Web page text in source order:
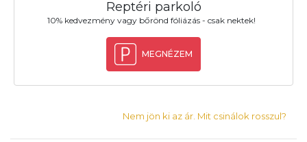
Reptéri parkoló
10% kedvezmény vagy bőrönd fóliázás - csak nektek!
MEGNÉZEM
Nem jön ki az ár. Mit csinálok rosszul?